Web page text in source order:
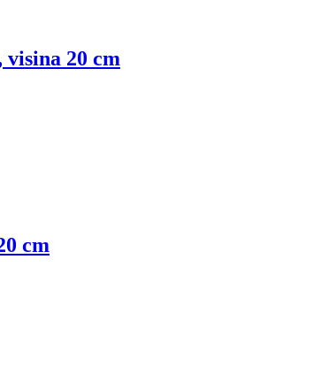
20 cm
cm